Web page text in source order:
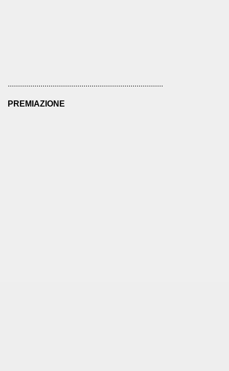
............................................................................
PREMIAZIONE